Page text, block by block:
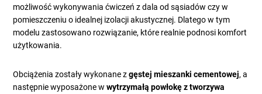
możliwość wykonywania ćwiczeń z dala od sąsiadów czy w
pomieszczeniu o idealnej izolacji akustycznej. Dlatego w tym
modelu zastosowano rozwiązanie, które realnie podnosi komfort
użytkowania.
Obciążenia zostały wykonane zgęstej mieszanki cementowej, a
następnie wyposażone wwytrzymałą powłokę z tworzywa